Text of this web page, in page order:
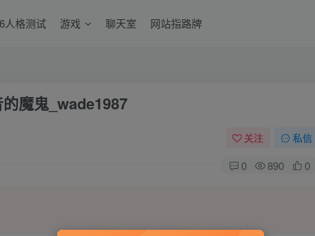
人格测试 游戏 聊天室 网站指路牌
魔鬼_wade1987
关注 私信
0 890 0